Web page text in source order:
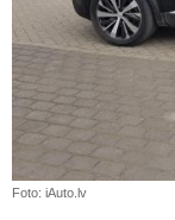
Foto: iAuto.lv